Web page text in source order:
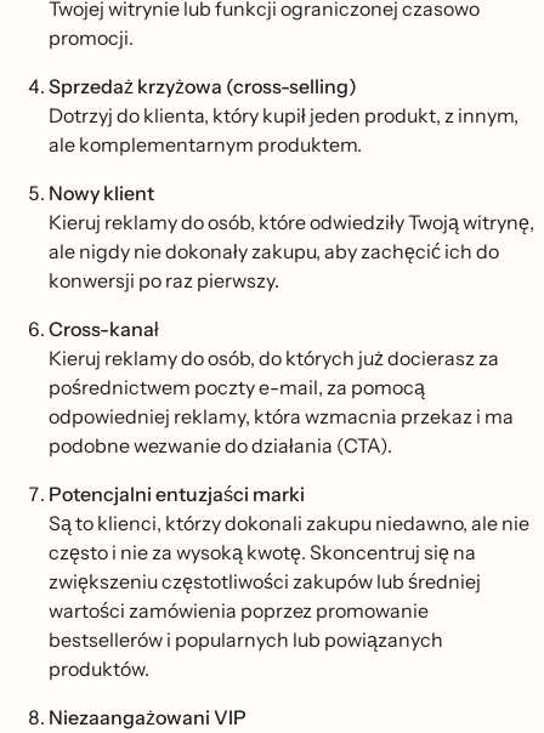
Twojej witrynie lub funkcji ograniczonej czasowo
promocji.
Sprzedaż krzyżowa (cross-selling)
Dotrzyj do klienta, który kupił jeden produkt, z innym,
ale komplementarnym produktem.
Nowy klient
Kieruj reklamy do osób, które odwiedziły Twoją witrynę,
ale nigdy nie dokonały zakupu, aby zachęcić ich do
konwersji po raz pierwszy.
Cross-kanał
Kieruj reklamy do osób, do których już docierasz za
pośrednictwem poczty e-mail, za pomocą
odpowiedniej reklamy, która wzmacnia przekaz i ma
podobne wezwanie do działania (CTA).
Potencjalni entuzjaści marki
Są to klienci, którzy dokonali zakupu niedawno, ale nie
często i nie za wysoką kwotę. Skoncentruj się na
zwiększeniu częstotliwości zakupów lub średniej
wartości zamówienia poprzez promowanie
bestsellerów i popularnych lub powiązanych
produktów.
Niezaangażowani VIP